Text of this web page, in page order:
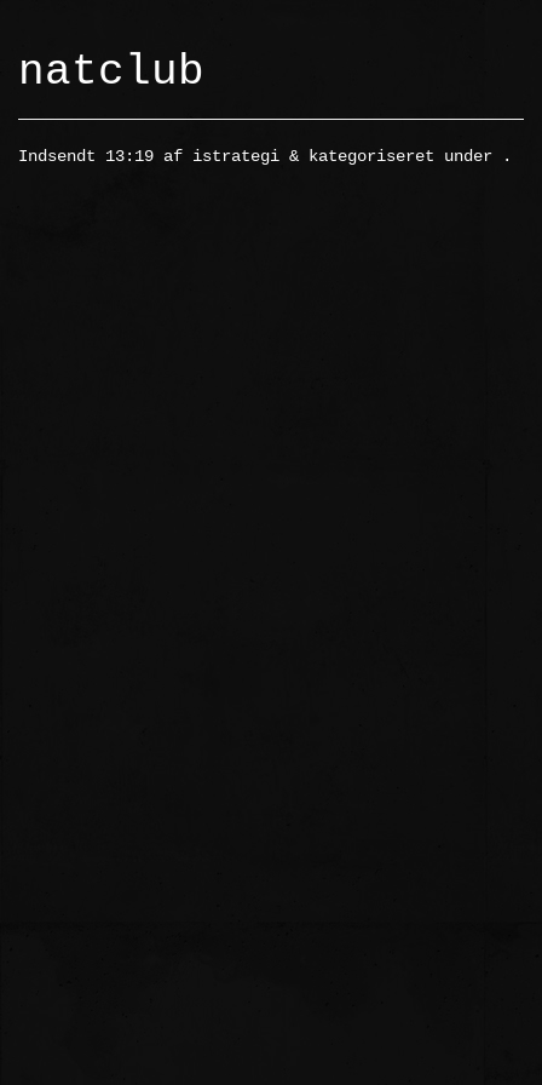
natclub
Indsendt 13:19 af istrategi & kategoriseret under .